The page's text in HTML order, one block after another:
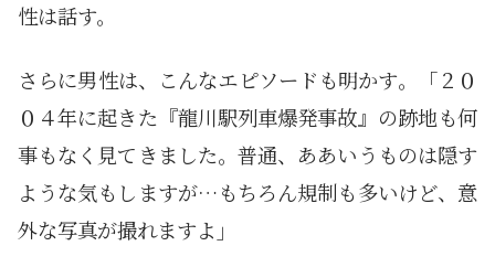
性は話す。
さらに男性は、こんなエピソードも明かす。「２０
０４年に起きた『龍川駅列車爆発事故』の跡地も何
事もなく見てきました。普通、ああいうものは隠す
ような気もしますが…もちろん規制も多いけど、意
外な写真が撮れますよ」